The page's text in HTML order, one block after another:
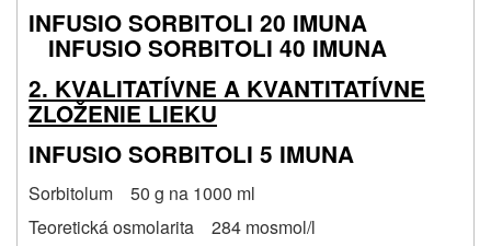
INFUSIO SORBITOLI 20 IMUNA
INFUSIO SORBITOLI 40 IMUNA
2. KVALITATÍVNE A KVANTITATÍVNE
ZLOŽENIE LIEKU
INFUSIO SORBITOLI 5 IMUNA
Sorbitolum 50 g na 1000 ml
Teoretická osmolarita 284 mosmol/l